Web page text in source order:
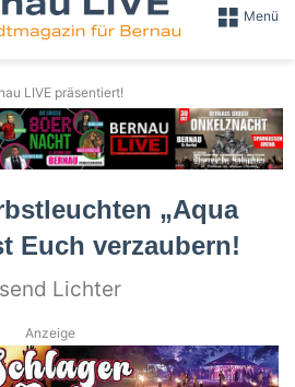
Menü
LIVE präsentiert!
„Aqua
Euch verzaubern!
Lichter
Anzeige